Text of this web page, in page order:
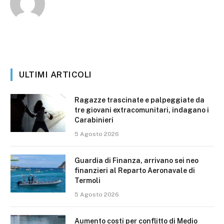
ULTIMI ARTICOLI
Ragazze trascinate e palpeggiate da
tre giovani extracomunitari, indagano i
Carabinieri
5 Agosto 2026
Guardia di Finanza, arrivano sei neo
finanzieri al Reparto Aeronavale di
Termoli
5 Agosto 2026
Aumento costi per conflitto di Medio